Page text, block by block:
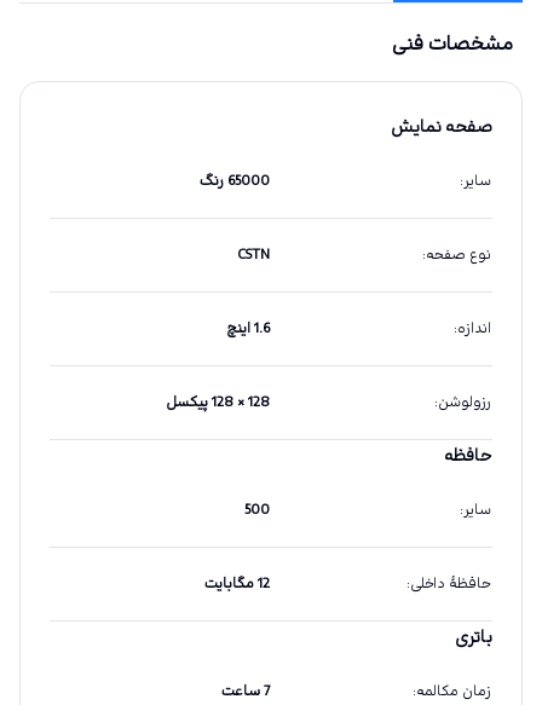
مشخصات فنی
صفحه نمایش
سایر: 65000 رنگ
نوع صفحه:
CSTN
اندازه: 1.6 اینچ
رزولوشن: 128 × 128 پیکسل
حافظه
سایر:
500
حافظهٔ داخلی: 12 مگابایت
باتری
زمان مکالمه: 7 ساعت